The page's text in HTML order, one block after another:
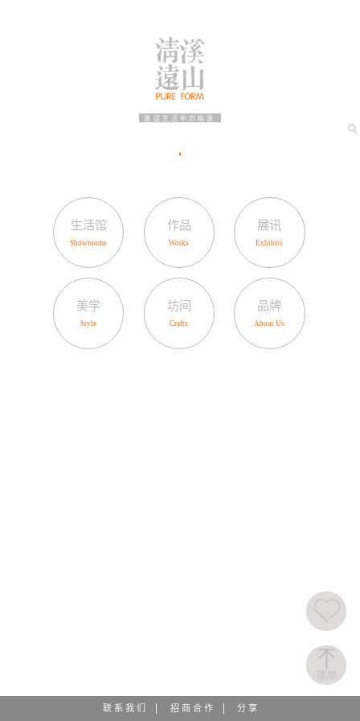
建设生活中的桃源
生活馆 作品 展讯
美学 坊间 品牌
联 系 我 们 招 商 合 作 分 享